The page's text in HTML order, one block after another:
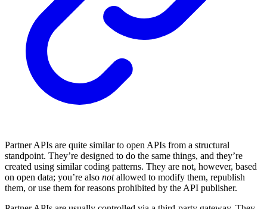
Partner APIs are quite similar to open APIs from a structural
standpoint. They’re designed to do the same things, and they’re
created using similar coding patterns. They are not, however, based
on open data; you’re also notallowed to modify them, republish
them, or use them for reasons prohibited by the API publisher.